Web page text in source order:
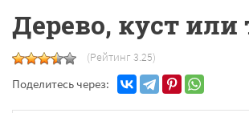
Дерево, куст или
(Рейтинг 3.25)
Поделитесь через: